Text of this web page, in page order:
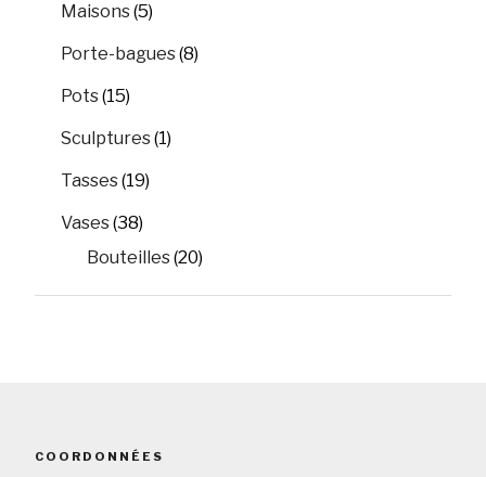
Maisons(5)
Porte-bagues(8)
Pots(15)
Sculptures(1)
Tasses(19)
Vases(38)
Bouteilles(20)
COORDONNÉES